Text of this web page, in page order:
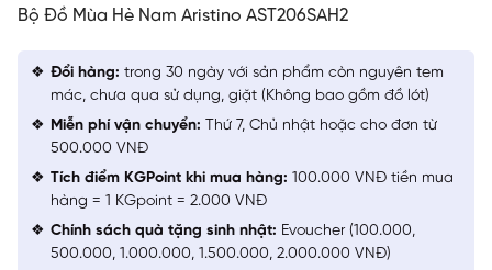
Bộ Đồ Mùa Hè Nam Aristino AST206SAH2
Đổi hàng: trong 30 ngày với sản phẩm còn nguyên tem
mác, chưa qua sử dụng, giặt (Không bao gồm đồ lót)
Miễn phí vận chuyển: Thứ 7, Chủ nhật hoặc cho đơn từ
500.000 VNĐ
Tích điểm KGPoint khi mua hàng: 100.000 VNĐ tiền mua
hàng = 1 KGpoint = 2.000 VNĐ
Chính sách quà tặng sinh nhật: Evoucher (100.000,
500.000, 1.000.000, 1.500.000, 2.000.000 VNĐ)